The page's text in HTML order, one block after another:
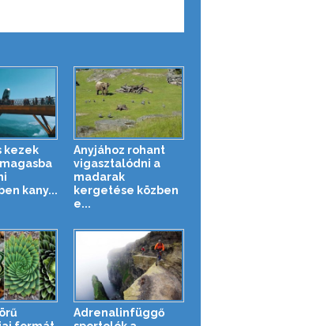
kezek
kany...
Anyjához rohant
vigasztalódni a
madarak
kergetése közben
e...
Adrenalinfüggő